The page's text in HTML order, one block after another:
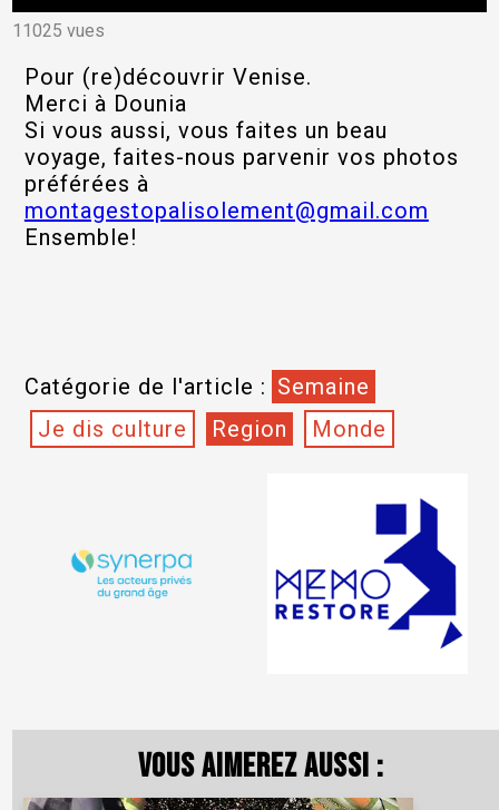
11025 vues
Pour (re)découvrir Venise.
Merci à Dounia
Si vous aussi, vous faites un beau
voyage, faites-nous parvenir vos photos
préférées à
montagestopalisolement@gmail.com
Ensemble!
Catégorie de l'article : Semaine
Je dis culture
Region Monde
Vous aimerez aussi :